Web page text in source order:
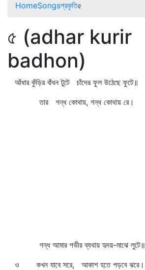
HomeSongsপ্রকৃতি৫
৫ (adhar kurir
badhon)
আঁধার কুঁড়ির বাঁধন টুটে চাঁদের ফুল উঠেছে ফুটে॥
তার গন্ধ কোথায়, গন্ধ কোথায় রে।
গন্ধ আমার গভীর ব্যথায় হৃদয়-মাঝে লুটে॥
ও কখন যাবে সরে, আকাশ হতে পড়বে ঝরে।